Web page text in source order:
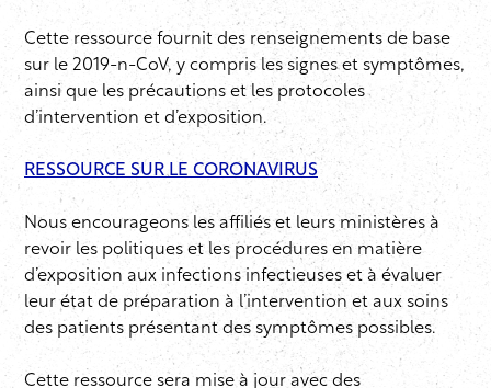
Cette ressource fournit des renseignements de base
sur le 2019-n-CoV, y compris les signes et symptômes,
ainsi que les précautions et les protocoles
d’intervention et d’exposition.
RESSOURCE SUR LE CORONAVIRUS
Nous encourageons les affiliés et leurs ministères à
revoir les politiques et les procédures en matière
d’exposition aux infections infectieuses et à évaluer
leur état de préparation à l’intervention et aux soins
des patients présentant des symptômes possibles.
Cette ressource sera mise à jour avec des